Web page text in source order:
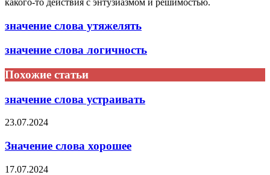
значение слова утяжелять
значение слова логичность
Похожие статьи
значение слова устраивать
23.07.2024
Значение слова хорошее
17.07.2024